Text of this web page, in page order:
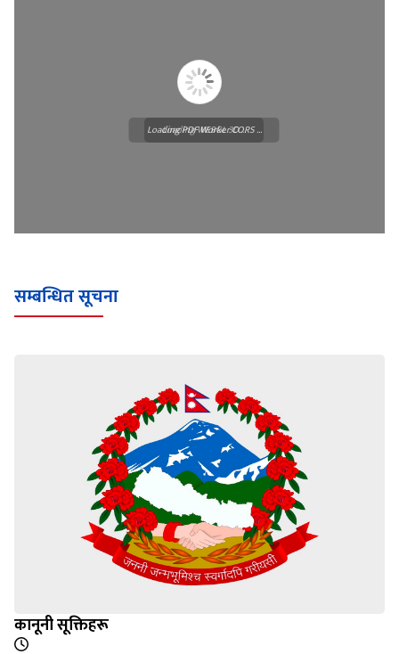
Loading WEBGL 3D ...
Loading PDF Worker CORS ...
सम्बन्धित सूचना
कानूनी सूक्तिहरू